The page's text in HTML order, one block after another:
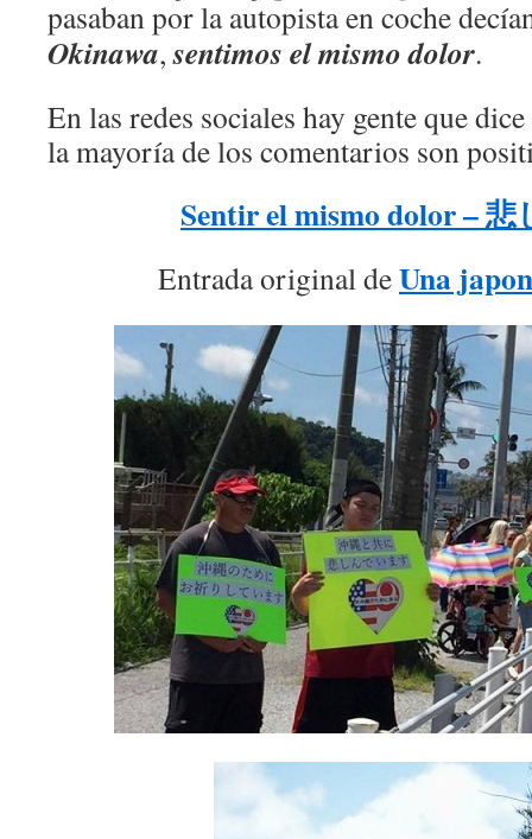
pasaban por la autopista en coche
Okinawa,sentimos el mismo dolor.
En las redes sociales hay gente que
la mayoría de los comentarios son
Sentir el mismo dolor –
Entrada original deUna